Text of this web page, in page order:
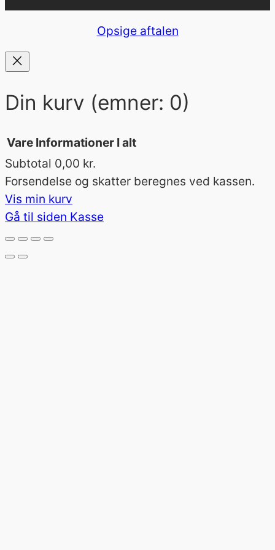
Opsige aftalen
Din kurv (emner: 0)
Varer
i
indkøbskurv
Vare Informationer I alt
Subtotal 0,00 kr.
Forsendelse og skatter beregnes ved kassen.
Vis min kurv
Gå til siden Kasse